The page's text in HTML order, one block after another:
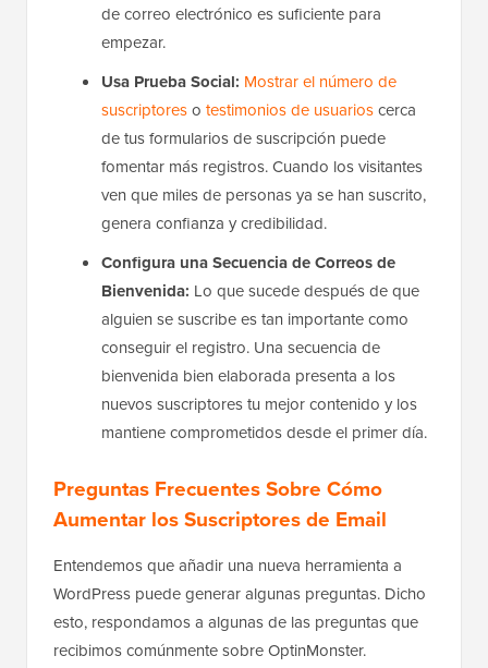
de correo electrónico es suficiente para
empezar.
Usa Prueba Social: Mostrar el número de
suscriptoreso testimonios de usuarioscerca
de tus formularios de suscripción puede
fomentar más registros. Cuando los visitantes
ven que miles de personas ya se han suscrito,
genera confianza y credibilidad.
Configura una Secuencia de Correos de
Bienvenida: Lo que sucede después de que
alguien se suscribe es tan importante como
conseguir el registro. Una secuencia de
bienvenida bien elaborada presenta a los
nuevos suscriptores tu mejor contenido y los
mantiene comprometidos desde el primer día.
Preguntas Frecuentes Sobre Cómo
Aumentar los Suscriptores de Email
Entendemos que añadir una nueva herramienta a
WordPress puede generar algunas preguntas. Dicho
esto, respondamos a algunas de las preguntas que
recibimos comúnmente sobre OptinMonster.